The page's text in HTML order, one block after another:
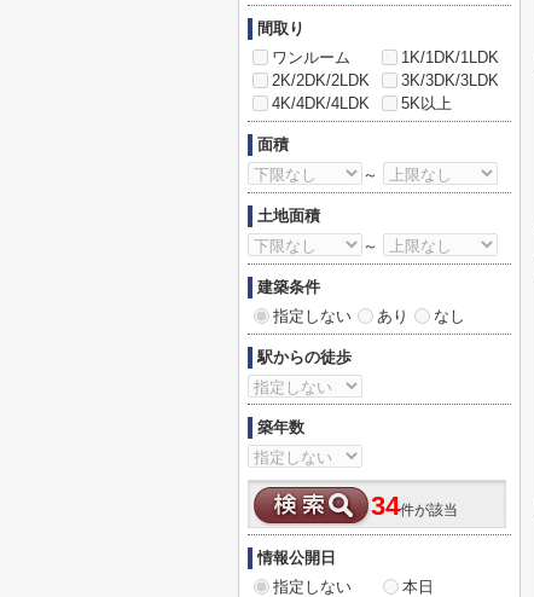
間取り
ワンルーム
1K/1DK/1LDK
2K/2DK/2LDK
3K/3DK/3LDK
4K/4DK/4LDK
5K以上
面積
～
土地面積
～
建築条件
指定しない
あり なし
駅からの徒歩
築年数
34件が該当
情報公開日
指定しない
本日